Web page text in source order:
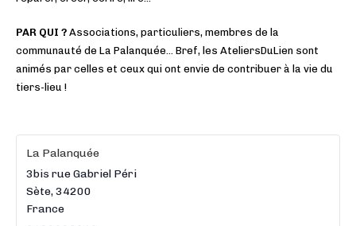
PAR QUI ? Associations, particuliers, membres de la
communauté de La Palanquée… Bref, les AteliersDuLien sont
animés par celles et ceux qui ont envie de contribuer à la vie du
tiers-lieu !
La Palanquée
3bis rue Gabriel Péri
Sète,34200
France